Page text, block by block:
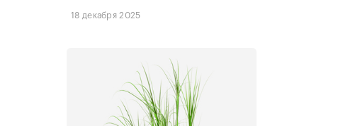
18 декабря 2025